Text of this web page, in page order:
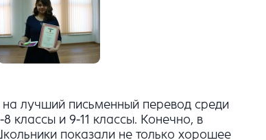
лучший письменный перевод среди
классы и 9-11 классы. Конечно, в
показали не только хорошее